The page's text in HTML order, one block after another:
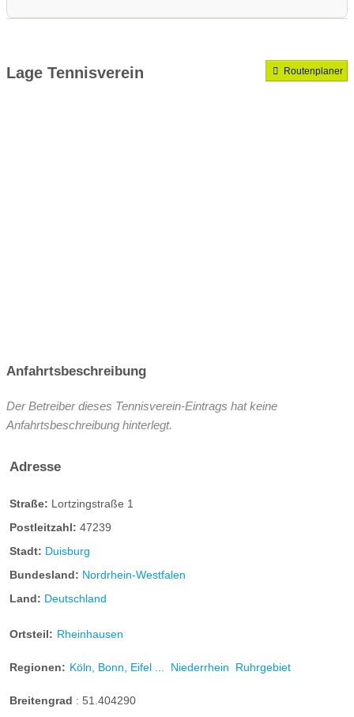
Lage Tennisverein Routenplaner
Anfahrtsbeschreibung
Der Betreiber dieses Tennisverein-Eintrags hat keine
Anfahrtsbeschreibung hinterlegt.
Adresse
Straße: Lortzingstraße 1
Postleitzahl: 47239
Stadt: Duisburg
Bundesland: Nordrhein-Westfalen
Land: Deutschland
Ortsteil: Rheinhausen
Regionen: Köln, Bonn, Eifel ... Niederrhein Ruhrgebiet
Breitengrad : 51.404290